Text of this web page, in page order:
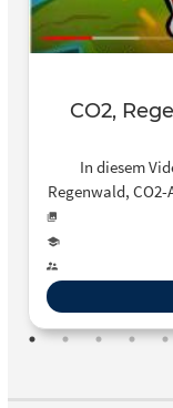
CO2,
In diesem
Regenwald, CO2-